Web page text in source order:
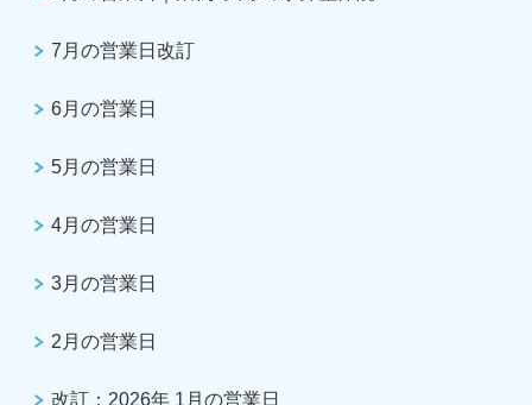
7月の営業日改訂
6月の営業日
5月の営業日
4月の営業日
3月の営業日
2月の営業日
改訂：2026年 1月の営業日